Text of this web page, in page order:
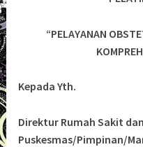
“PELAYANAN
Kepada Yth.
Direktur Rumah Sakit dan
Puskesmas/Pimpinan/